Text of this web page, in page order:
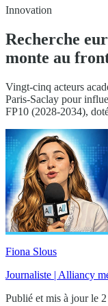
Innovation
Recherche
monte au
Vingt-cinq acteurs
Paris-Saclay pour
FP10 (2028-2034),
Fiona Slous
Journaliste | Alliancy
Publié et mis à jour le